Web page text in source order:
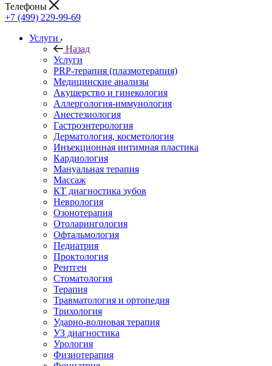
Телефоны
+7 (499) 229-99-69
Услуги
Назад
Услуги
PRP-терапия (плазмотерапия)
Медицинские анализы
Акушерство и гинекология
Аллергология-иммунология
Анестезиология
Гастроэнтерология
Дерматология, косметология
Инъекционная интимная пластика
Кардиология
Мануальная терапия
Массаж
КТ диагностика зубов
Неврология
Озонотерапия
Отоларингология
Офтальмология
Педиатрия
Проктология
Рентген
Стоматология
Терапия
Травматология и ортопедия
Трихология
Ударно-волновая терапия
УЗ диагностика
Урология
Физиотерапия